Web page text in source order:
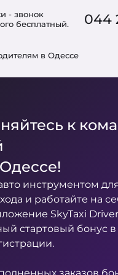
- звонок
бесплатный.
044
063
в Одессе
к
инструментом для
и работайте на
SkyTaxi Driver
стартовый бонус в
заказов